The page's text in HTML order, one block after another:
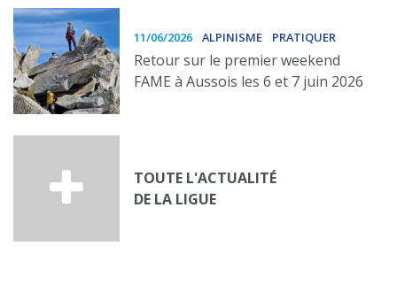
11/06/2026 ALPINISME PRATIQUER
Retour sur le premier weekend
FAME à Aussois les 6 et 7 juin 2026
TOUTE L'ACTUALITÉ
DE LA LIGUE